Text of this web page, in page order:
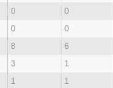
0 0
0 0
8 6
3 1
1 1